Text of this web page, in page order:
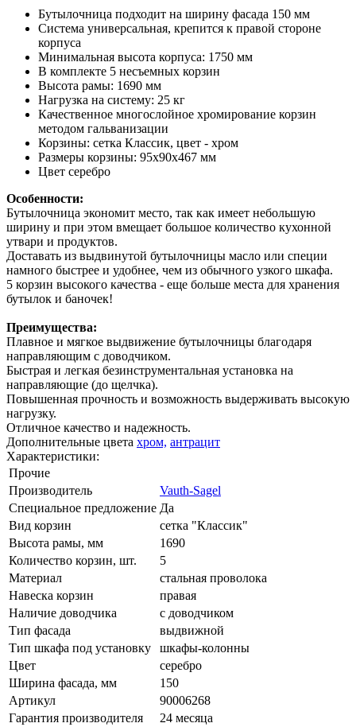
Бутылочница подходит на ширину фасада 150 мм
Система универсальная, крепится к правой стороне
корпуса
Минимальная высота корпуса: 1750 мм
В комплекте 5 несъемных корзин
Высота рамы: 1690 мм
Нагрузка на систему: 25 кг
Качественное многослойное хромирование корзин
методом гальванизации
Корзины: сетка Классик, цвет - хром
Размеры корзины: 95х90х467 мм
Цвет серебро
Особенности:
Бутылочница экономит место, так как имеет небольшую
ширину и при этом вмещает большое количество кухонной
утвари и продуктов.
Доставать из выдвинутой бутылочницы масло или специи
намного быстрее и удобнее, чем из обычного узкого шкафа.
5 корзин высокого качества - еще больше места для хранения
бутылок и баночек!
Преимущества:
Плавное и мягкое выдвижение бутылочницы благодаря
направляющим с доводчиком.
Быстрая и легкая безинструментальная установка на
направляющие (до щелчка).
Повышенная прочность и возможность выдерживать высокую
нагрузку.
Отличное качество и надежность.
Дополнительные цвета хром, антрацит
Характеристики:
Прочие
Производитель
Vauth-Sagel
Специальное предложение Да
Вид корзин
сетка "Классик"
Высота рамы, мм
1690
Количество корзин, шт.
5
Материал
стальная проволока
Навеска корзин
правая
Наличие доводчика
с доводчиком
Тип фасада
выдвижной
Тип шкафа под установку
шкафы-колонны
Цвет
серебро
Ширина фасада, мм
150
Артикул
90006268
Гарантия производителя
24 месяца